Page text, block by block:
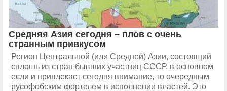
Средняя Азия сегодня – плов с очень
странным привкусом
Регион Центральной (или Средней) Азии, состоящий
сплошь из стран бывших участниц СССР, в основном
если и привлекает сегодня внимание, то очередным
русофобским фортелем в исполнении властей. Это